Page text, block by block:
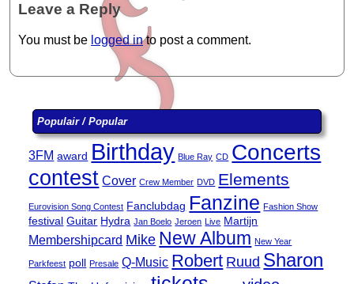
Leave a Reply
You must be logged into post a comment.
Populair / Popular
3FM award Birthday Blue Ray CD Concerts
contest Cover Crew Member DVD Elements
Eurovision Song Contest Fanclubdag Fanzine Fashion Show
festival Guitar Hydra Jan Boelo Jeroen Live Martijn
Membershipcard Mike New Album New Year
Parkfeest poll Presale Q-Music Robert Ruud Sharon